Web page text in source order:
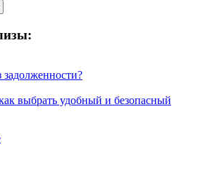
выбрать удобный и безопасный